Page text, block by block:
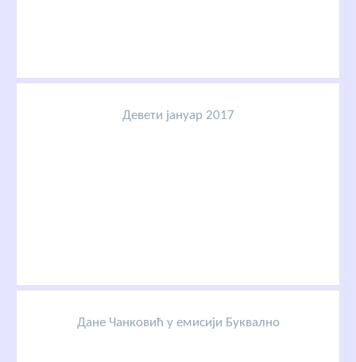
Девети јануар 2017
Дане Чанковић у емисији Буквално